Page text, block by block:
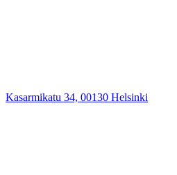
Kasarmikatu 34, 00130 Helsinki